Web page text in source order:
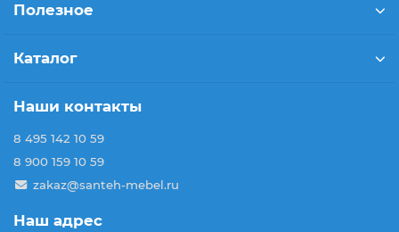
Полезное
Каталог
Наши контакты
8 495 142 10 59
8 900 159 10 59
zakaz@santeh-mebel.ru
Наш адрес